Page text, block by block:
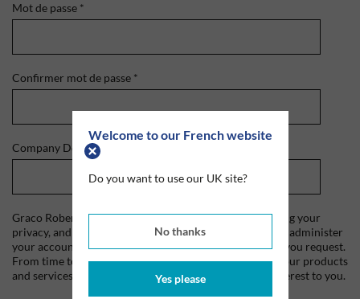
Welcome to our French website
Do you want to use our UK site?
No thanks
Yes please
Mot de passe *
Confirmer mot de passe *
Company Domain
Graco Roberts is committed to protecting and respecting your
privacy, and we'll only use your personal information to administer
your account and to provide the products and services you request.
From time to time, we would like to contact you about our products
and services, as well as other content that may be of interest to you.